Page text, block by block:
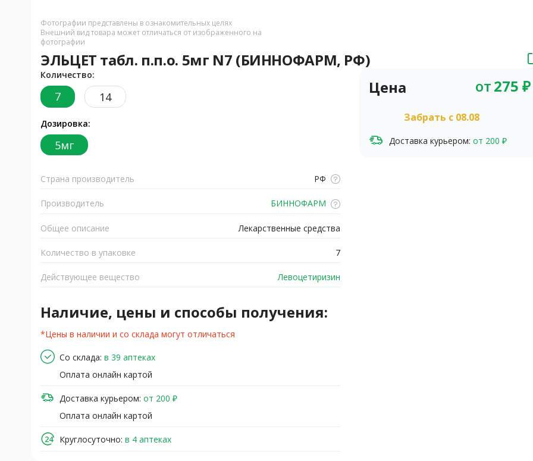
Фотографии представлены в ознакомительных целях
Внешний вид товара может отличаться от изображенного на
фотографии
ЭЛЬЦЕТ табл. п.п.о. 5мг N7 (БИННОФАРМ, РФ)
Количество:
7 14
Дозировка:
5мг
Страна производитель РФ
Производитель БИННОФАРМ
Общее описание Лекарственные средства
Количество в упаковке 7
Действующее вещество Левоцетиризин
Наличие, цены и способы получения:
*Цены в наличии и со склада могут отличаться
Со склада: в 39 аптеках
Оплата онлайн картой
Доставка курьером: от 200 ₽
Оплата онлайн картой
Круглосуточно: в 4 аптеках
Цена от275 ₽
Забрать c 08.08
Доставка курьером: от 200 ₽